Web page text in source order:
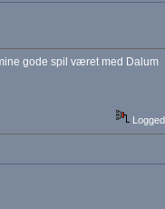
gode spil været med Dalum
Logged